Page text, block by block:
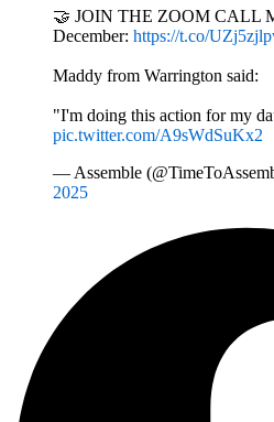
🤝 JOIN THE ZOOM CALL
December: https://t.co/
Maddy from Warrington said:
"I'm doing this action for my
pic.twitter.com/A9sWdSuKx2
— Assemble
2025